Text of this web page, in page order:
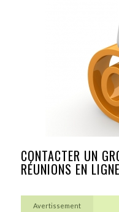
CONTACTER UN
RÉUNIONS EN LIGNE
Avertissement